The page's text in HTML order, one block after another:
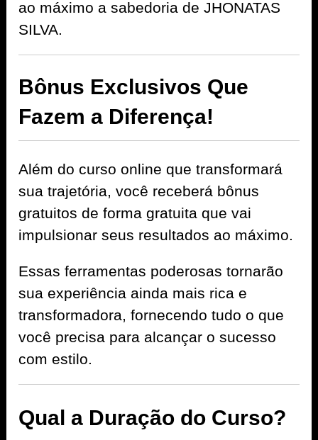
ao máximo a sabedoria de JHONATAS
SILVA.
Bônus Exclusivos Que
Fazem a Diferença!
Além do curso online que transformará
sua trajetória, você receberá bônus
gratuitos de forma gratuita que vai
impulsionar seus resultados ao máximo.
Essas ferramentas poderosas tornarão
sua experiência ainda mais rica e
transformadora, fornecendo tudo o que
você precisa para alcançar o sucesso
com estilo.
Qual a Duração do Curso?